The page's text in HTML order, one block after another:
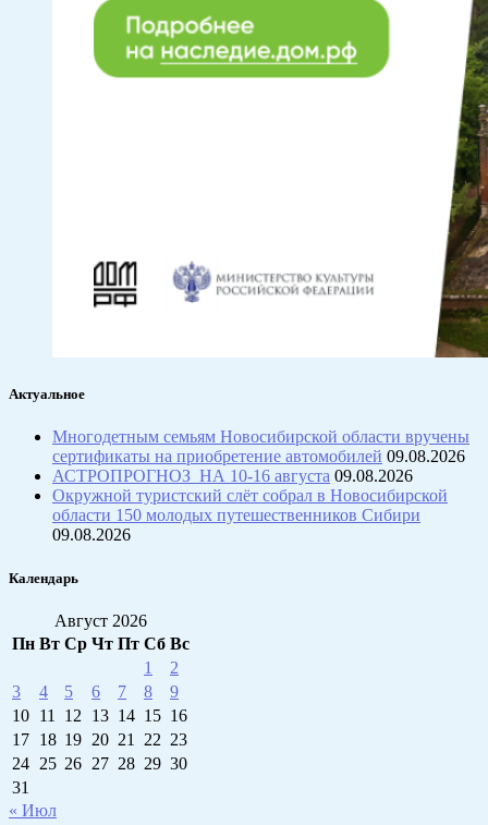
Актуальное
Многодетным семьям Новосибирской области вручены
сертификаты на приобретение автомобилей 09.08.2026
АСТРОПРОГНОЗ НА 10-16 августа 09.08.2026
Окружной туристский слёт собрал в Новосибирской
области 150 молодых путешественников Сибири
09.08.2026
Календарь
Август 2026
Пн Вт Ср Чт Пт Сб Вс
1
2
3
4 5 6 7 8
9
10 11 12 13 14 15 16
17 18 19 20 21 22 23
24 25 26 27 28 29 30
31
« Июл